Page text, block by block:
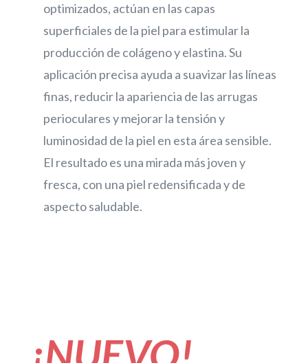
optimizados, actúan en las capas
superficiales de la piel para estimular la
producción de colágeno y elastina. Su
aplicación precisa ayuda a suavizar las líneas
finas, reducir la apariencia de las arrugas
perioculares y mejorar la tensión y
luminosidad de la piel en esta área sensible.
El resultado es una mirada más joven y
fresca, con una piel redensificada y de
aspecto saludable.
¡NUEVO!